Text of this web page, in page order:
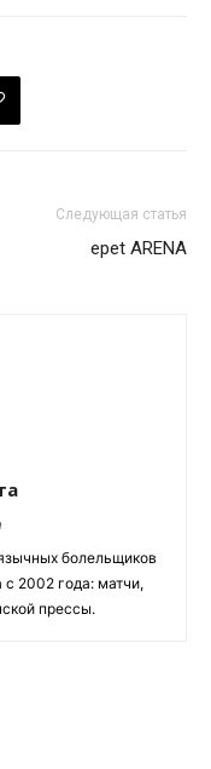
Следующая статья
epet ARENA
болельщиков
2002 года: матчи,
прессы.